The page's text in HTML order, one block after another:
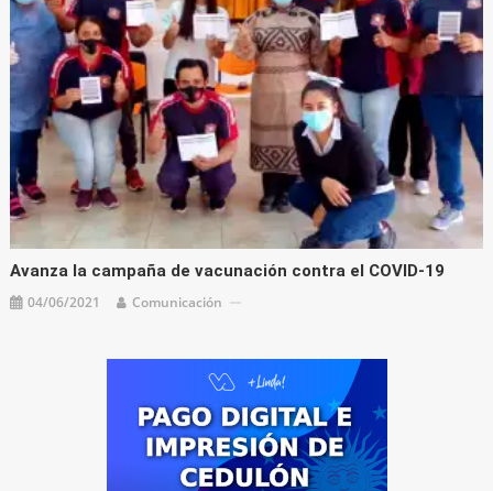
Avanza la campaña de vacunación contra el COVID-19
04/06/2021 Comunicación